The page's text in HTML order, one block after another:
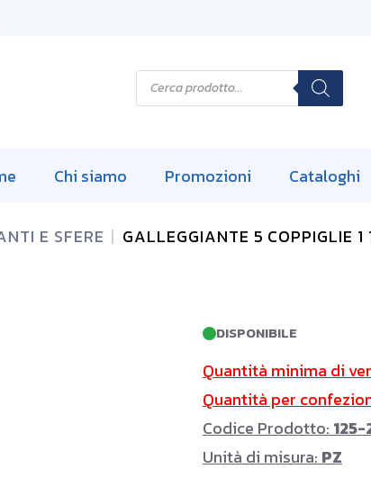
P
o
c
Chi siamo Promozioni Cataloghi
E SFERE GALLEGGIANTE 5 COPPIGLIE 1
DISPONIBILE
Quantità minima di
Quantità per
Codice Prodotto:
Unità di misura: PZ